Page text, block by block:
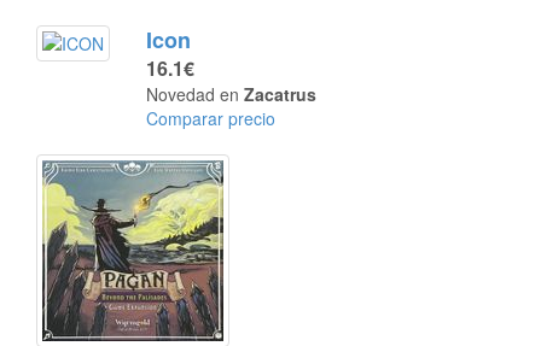
Icon
16.1€
Novedad en Zacatrus
Comparar precio